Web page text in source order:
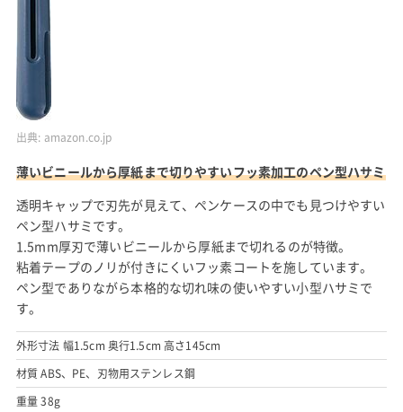
出典: amazon.co.jp
薄いビニールから厚紙まで切りやすいフッ素加工のペン型ハサミ
透明キャップで刃先が見えて、ペンケースの中でも見つけやすい
ペン型ハサミです。
1.5mm厚刃で薄いビニールから厚紙まで切れるのが特徴。
粘着テープのノリが付きにくいフッ素コートを施しています。
ペン型でありながら本格的な切れ味の使いやすい小型ハサミで
す。
外形寸法 幅1.5cm 奥行1.5cm 高さ145cm
材質 ABS、PE、刃物用ステンレス鋼
重量 38g